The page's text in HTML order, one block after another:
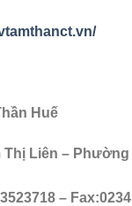
Huế
Thị Liên –
–